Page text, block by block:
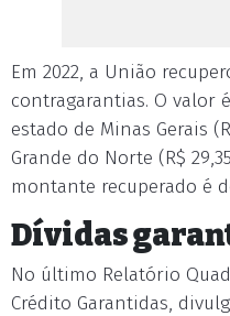
Em 2022, a União
contragarantias. O valor
estado de Minas Gerais
Grande do Norte (R$
montante recuperado é
Dívidas
No último Relatório
Crédito Garantidas,